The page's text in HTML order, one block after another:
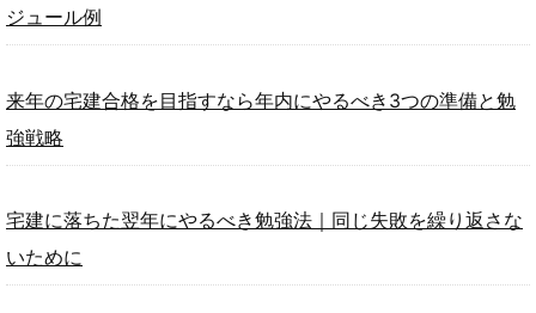
ジュール例
来年の宅建合格を目指すなら年内にやるべき3つの準備と勉
強戦略
宅建に落ちた翌年にやるべき勉強法｜同じ失敗を繰り返さな
いために